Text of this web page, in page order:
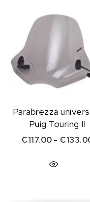
Parabrezza
Puig Touring II
€117.00 - €